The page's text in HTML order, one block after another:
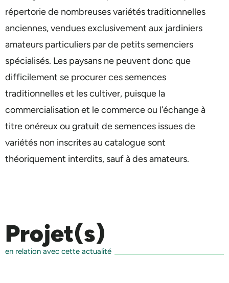
répertorie de nombreuses variétés traditionnelles
anciennes, vendues exclusivement aux jardiniers
amateurs particuliers par de petits semenciers
spécialisés. Les paysans ne peuvent donc que
difficilement se procurer ces semences
traditionnelles et les cultiver, puisque la
commercialisation et le commerce ou l’échange à
titre onéreux ou gratuit de semences issues de
variétés non inscrites au catalogue sont
théoriquement interdits, sauf à des amateurs.
Projet(s)
en relation avec cette actualité